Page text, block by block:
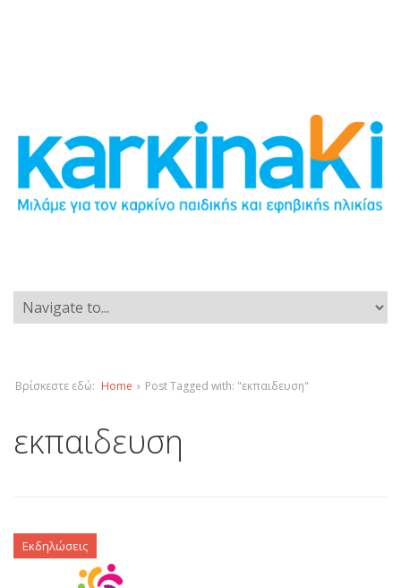
Βρίσκεστε εδώ: Home › Post Tagged with: "εκπαιδευση"
εκπαιδευση
Εκδηλώσεις